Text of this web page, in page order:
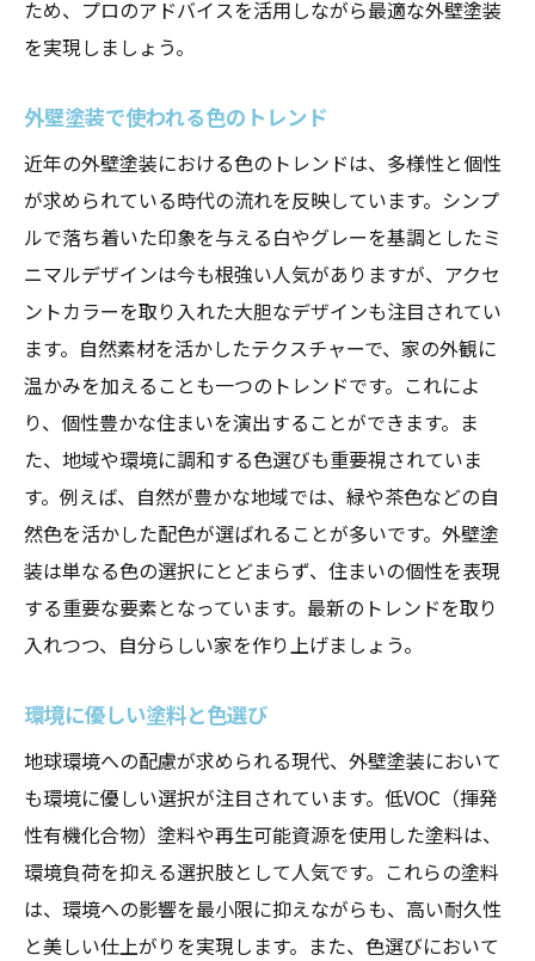
ビフォーアフターで確認できる色の効果
色選びで実現する理想のイメージ
色選びで劇的変化をもたらす方法
新しい生活を迎えるための色選び
ため、プロのアドバイスを活用しながら最適な外壁塗装
を実現しましょう。
外壁塗装で使われる色のトレンド
近年の外壁塗装における色のトレンドは、多様性と個性
が求められている時代の流れを反映しています。シンプ
ルで落ち着いた印象を与える白やグレーを基調としたミ
ニマルデザインは今も根強い人気がありますが、アクセ
ントカラーを取り入れた大胆なデザインも注目されてい
ます。自然素材を活かしたテクスチャーで、家の外観に
温かみを加えることも一つのトレンドです。これによ
り、個性豊かな住まいを演出することができます。ま
た、地域や環境に調和する色選びも重要視されていま
す。例えば、自然が豊かな地域では、緑や茶色などの自
然色を活かした配色が選ばれることが多いです。外壁塗
装は単なる色の選択にとどまらず、住まいの個性を表現
する重要な要素となっています。最新のトレンドを取り
入れつつ、自分らしい家を作り上げましょう。
環境に優しい塗料と色選び
地球環境への配慮が求められる現代、外壁塗装において
も環境に優しい選択が注目されています。低VOC（揮発
性有機化合物）塗料や再生可能資源を使用した塗料は、
環境負荷を抑える選択肢として人気です。これらの塗料
は、環境への影響を最小限に抑えながらも、高い耐久性
と美しい仕上がりを実現します。また、色選びにおいて